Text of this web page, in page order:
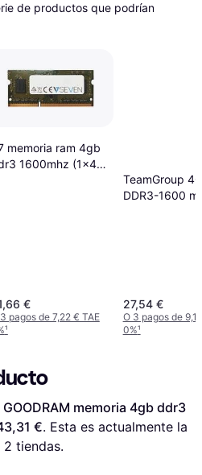
de productos que podrían
memoria ram 4gb
1600mhz (1x4)
€
pagos de 7,22 € TAE
¹
TeamGroup
DDR3-1600
27,54 €
O 3 pagos de
0%¹
GOODRAM memoria 4gb ddr3
€. Esta es actualmente la
2 tiendas.